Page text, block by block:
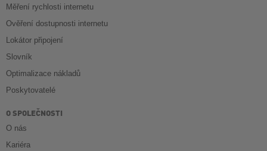
Měření rychlosti internetu
Ověření dostupnosti internetu
Lokátor připojení
Slovník
Optimalizace nákladů
Poskytovatelé
O SPOLEČNOSTI
O nás
Kariéra